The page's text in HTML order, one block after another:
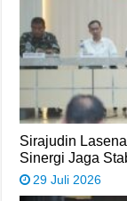
Sirajudin
Sinergi Jaga
29 Juli 2026